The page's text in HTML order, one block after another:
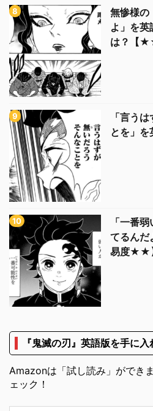
無惨様の
よ」を
は？【
「言う
とを」
「一番
てるんだ
易度★★
『鬼滅の刃』英語版を手に入
Amazonは「試し読み」ができ
ェック！